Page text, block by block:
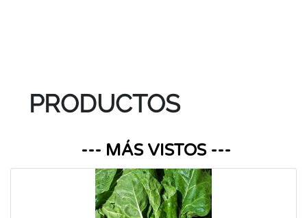
PRODUCTOS
--- MÁS VISTOS ---